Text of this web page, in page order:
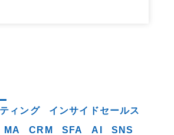
ィング
インサイドセールス
MA CRM SFA AI SNS